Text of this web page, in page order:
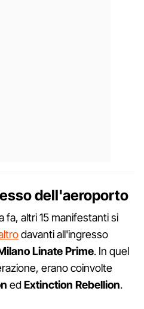
dell'aeroporto
fa, altri 15 manifestanti si
davanti all'ingresso
Linate Prime. In quel
erano coinvolte
edExtinction Rebellion.